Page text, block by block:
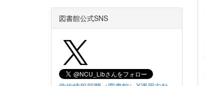
図書館公式SNS